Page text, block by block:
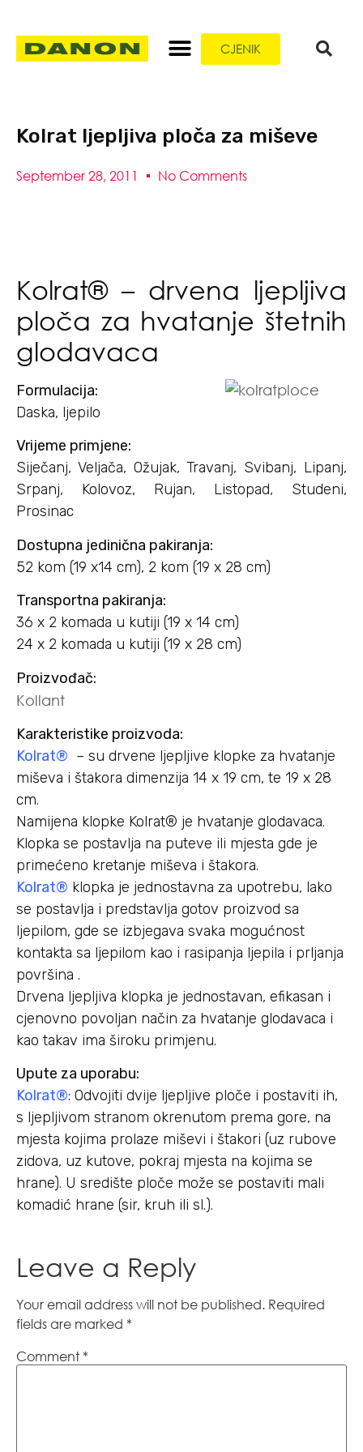
CJENIK
Kolrat ljepljiva ploča za miševe
September 28, 2011 No Comments
Kolrat® – drvena ljepljiva
ploča za hvatanje štetnih
glodavaca
Formulacija:
Daska, ljepilo
Vrijeme primjene:
Siječanj, Veljača, Ožujak, Travanj, Svibanj, Lipanj,
Srpanj, Kolovoz, Rujan, Listopad, Studeni,
Prosinac
Dostupna jedinična pakiranja:
52 kom (19 x14 cm), 2 kom (19 x 28 cm)
Transportna pakiranja:
36 x 2 komada u kutiji (19 x 14 cm)
24 x 2 komada u kutiji (19 x 28 cm)
Proizvođač:
Kollant
Karakteristike proizvoda:
Kolrat® – su drvene ljepljive klopke za hvatanje
miševa i štakora dimenzija 14 x 19 cm, te 19 x 28
cm.
Namijena klopke Kolrat® je hvatanje glodavaca.
Klopka se postavlja na puteve ili mjesta gde je
primećeno kretanje miševa i štakora.
Kolrat® klopka je jednostavna za upotrebu, lako
se postavlja i predstavlja gotov proizvod sa
ljepilom, gde se izbjegava svaka mogućnost
kontakta sa ljepilom kao i rasipanja ljepila i prljanja
površina .
Drvena ljepljiva klopka je jednostavan, efikasan i
cjenovno povoljan način za hvatanje glodavaca i
kao takav ima široku primjenu.
Upute za uporabu:
Kolrat®: Odvojiti dvije ljepljive ploče i postaviti ih,
s ljepljivom stranom okrenutom prema gore, na
mjesta kojima prolaze miševi i štakori (uz rubove
zidova, uz kutove, pokraj mjesta na kojima se
hrane). U središte ploče može se postaviti mali
komadić hrane (sir, kruh ili sl.).
Leave a Reply
Your email address will not be published. Required
fields are marked *
Comment *